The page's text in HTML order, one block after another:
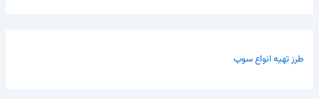
طرز تهیه انواع سوپ